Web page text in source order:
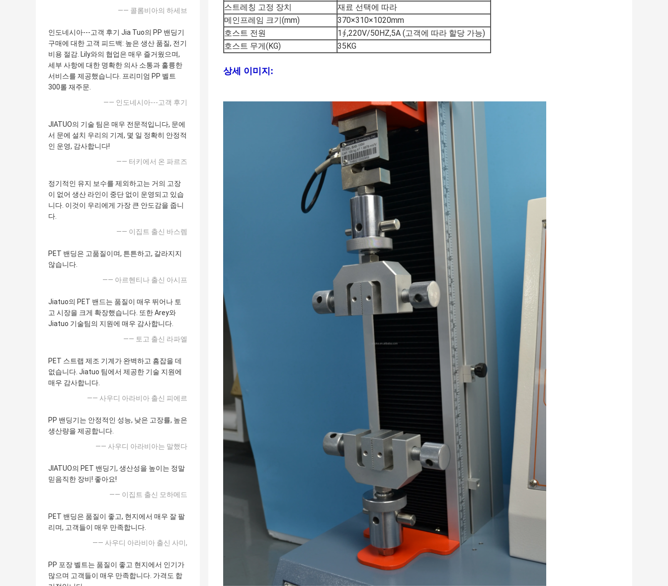
—— 콜롬비아의 하세브
인도네시아---고객 후기 Jia Tuo의 PP 밴딩기
구매에 대한 고객 피드백: 높은 생산 품질, 전기
비용 절감. Lily와의 협업은 매우 즐거웠으며,
세부 사항에 대한 명확한 의사 소통과 훌륭한
서비스를 제공했습니다. 프리미엄 PP 벨트
300롤 재주문.
—— 인도네시아---고객 후기
JIATUO의 기술 팀은 매우 전문적입니다, 문에
서 문에 설치 우리의 기계, 몇 일 정확히 안정적
인 운영, 감사합니다!
—— 터키에서 온 파르즈
정기적인 유지 보수를 제외하고는 거의 고장
이 없어 생산 라인이 중단 없이 운영되고 있습
니다. 이것이 우리에게 가장 큰 안도감을 줍니
다.
—— 이집트 출신 바스렘
PET 밴딩은 고품질이며, 튼튼하고, 갈라지지
않습니다.
—— 아르헨티나 출신 아시프
Jiatuo의 PET 밴드는 품질이 매우 뛰어나 토
고 시장을 크게 확장했습니다. 또한 Arey와
Jiatuo 기술팀의 지원에 매우 감사합니다.
—— 토고 출신 라파엘
PET 스트랩 제조 기계가 완벽하고 흠잡을 데
없습니다. Jiatuo 팀에서 제공한 기술 지원에
매우 감사합니다.
—— 사우디 아라비아 출신 피에르
PP 밴딩기는 안정적인 성능, 낮은 고장률, 높은
생산량을 제공합니다.
—— 사우디 아라비아는 말했다
JIATUO의 PET 밴딩기, 생산성을 높이는 정말
믿음직한 장비! 좋아요!
—— 이집트 출신 모하메드
PET 밴딩은 품질이 좋고, 현지에서 매우 잘 팔
리며, 고객들이 매우 만족합니다.
—— 사우디 아라비아 출신 사미,
PP 포장 벨트는 품질이 좋고 현지에서 인기가
많으며 고객들이 매우 만족합니다. 가격도 합
스트레칭 고정 장치
재료 선택에 따라
메인프레임 크기(mm)
370×310×1020mm
호스트 전원
1∮,220V/50HZ,5A (고객에 따라 할당 가능)
호스트 무게(KG)
35KG
상세 이미지: